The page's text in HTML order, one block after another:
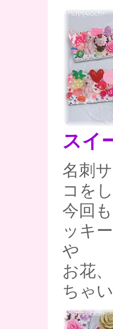
スイ
名刺
コを
今回
ッキ
や
お花
ちゃ